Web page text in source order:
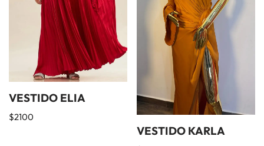
VESTIDO ELIA
$2100
VESTIDO KARLA